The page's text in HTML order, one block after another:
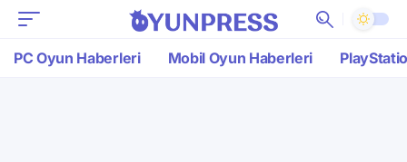
PC Oyun Haberleri Mobil Oyun Haberleri